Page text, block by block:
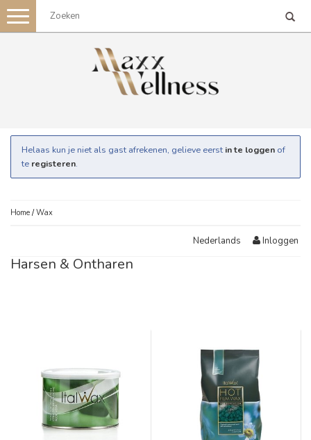
Toggle
navigation
Helaas kun je niet als gast afrekenen, gelieve eerst in te loggen of
te registeren.
Home /Wax
Nederlands Inloggen
Harsen & Ontharen